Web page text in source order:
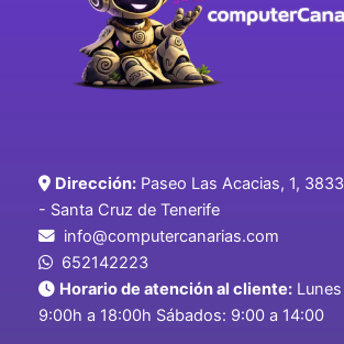
Dirección: Paseo Las Acacias, 1,
- Santa Cruz de Tenerife
info@computercanarias.com
652142223
Horario de atención al cliente:
9:00h a 18:00h Sábados: 9:00 a 14:00